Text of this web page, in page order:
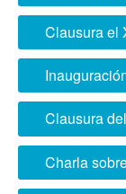
Clausura el
Clausura
Charla